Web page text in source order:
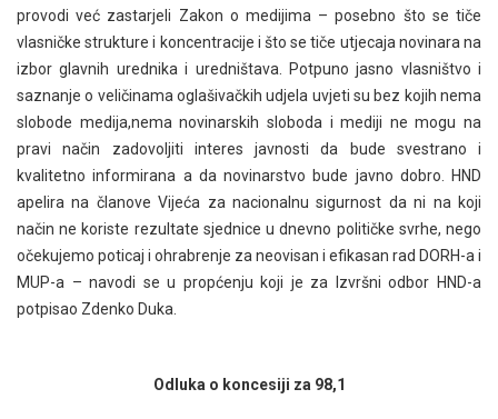
provodi već zastarjeli Zakon o medijima – posebno što se tiče
vlasničke strukture i koncentracije i što se tiče utjecaja novinara na
izbor glavnih urednika i uredništava. Potpuno jasno vlasništvo i
saznanje o veličinama oglašivačkih udjela uvjeti su bez kojih nema
slobode medija,nema novinarskih sloboda i mediji ne mogu na
pravi način zadovoljiti interes javnosti da bude svestrano i
kvalitetno informirana a da novinarstvo bude javno dobro. HND
apelira na članove Vijeća za nacionalnu sigurnost da ni na koji
način ne koriste rezultate sjednice u dnevno političke svrhe, nego
očekujemo poticaj i ohrabrenje za neovisan i efikasan rad DORH-a i
MUP-a – navodi se u propćenju koji je za Izvršni odbor HND-a
potpisao Zdenko Duka.
Odluka o koncesiji za 98,1